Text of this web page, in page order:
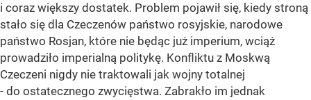
i coraz większy dostatek. Problem pojawił się, kiedy stroną
stało się dla Czeczenów państwo rosyjskie, narodowe
państwo Rosjan, które nie będąc już imperium, wciąż
prowadziło imperialną politykę. Konfliktu z Moskwą
Czeczeni nigdy nie traktowali jak wojny totalnej
- do ostatecznego zwycięstwa. Zabrakło im jednak